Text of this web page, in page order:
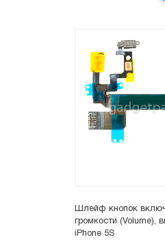
Шлейф кнопок
громкости (Volume),
iPhone 5S